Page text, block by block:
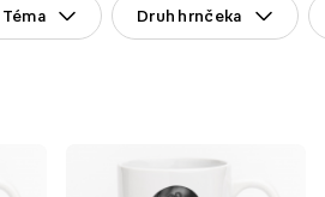
Téma Druh hrnčeka